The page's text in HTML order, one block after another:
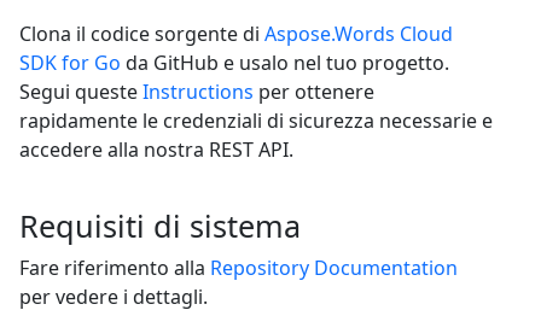
Clona il codice sorgente di Aspose.Words Cloud
SDK for Go da GitHub e usalo nel tuo progetto.
Segui questeInstructions per ottenere
rapidamente le credenziali di sicurezza necessarie e
accedere alla nostra REST API.
Requisiti di sistema
Fare riferimento alla Repository Documentation
per vedere i dettagli.